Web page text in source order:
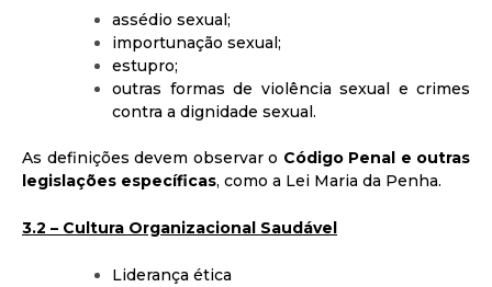
assédio sexual;
importunação sexual;
estupro;
outras formas de violência sexual e crimes
contra a dignidade sexual.
As definições devem observar o Código Penal e outras
legislações específicas, como a Lei Maria da Penha.
3.2 – Cultura Organizacional Saudável
Liderança ética